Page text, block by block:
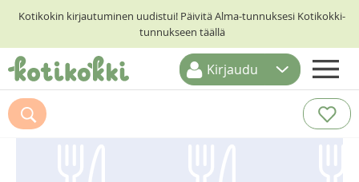
Kotikokin kirjautuminen uudistui! Päivitä Alma-tunnuksesi Kotikokki-
tunnukseen täällä
ETUSIVU
RESEPTIHAKU
Kirjaudu
Suosittelemme myös